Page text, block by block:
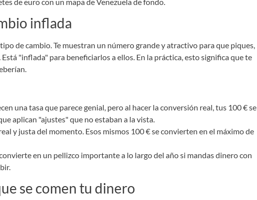
inflada
de cambio. Te muestran un número grande y atractivo para que piques,
"inflada" para beneficiarlos a ellos. En la práctica, esto significa que te
una tasa que parece genial, pero al hacer la conversión real, tus 100 € se
aplican "ajustes" que no estaban a la vista.
y justa del momento. Esos mismos 100 € se convierten en el máximo de
en un pellizco importante a lo largo del año si mandas dinero con
se comen tu dinero